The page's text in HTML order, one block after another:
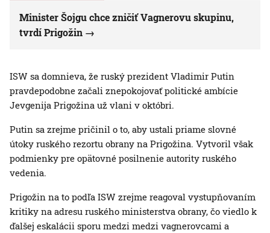
Minister Šojgu chce zničiť Vagnerovu skupinu,
tvrdí Prigožin
ISW sa domnieva, že ruský prezident Vladimir Putin
pravdepodobne začali znepokojovať politické ambície
Jevgenija Prigožina už vlani v októbri.
Putin sa zrejme pričinil o to, aby ustali priame slovné
útoky ruského rezortu obrany na Prigožina. Vytvoril však
podmienky pre opätovné posilnenie autority ruského
vedenia.
Prigožin na to podľa ISW zrejme reagoval vystupňovaním
kritiky na adresu ruského ministerstva obrany, čo viedlo k
ďalšej eskalácii sporu medzi medzi vagnerovcami a